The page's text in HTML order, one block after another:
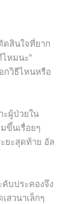
ดสินใจที่ยาก
หมนะ”
กวิธีไหนหรือ
ะผู้ป่วยใน
ขึ้นเรื่อยๆ
ยะสุดท้าย อัล
บประคองจึง
สวนาเล็กๆ